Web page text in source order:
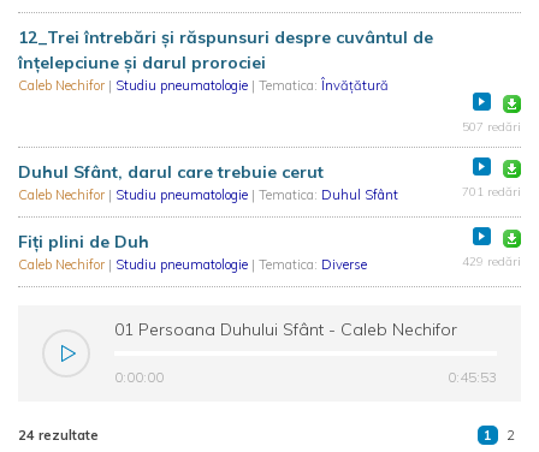
12_Trei întrebări și răspunsuri despre cuvântul de
înțelepciune și darul prorociei
Caleb Nechifor | Studiu pneumatologie | Tematica: Învățătură
507 redări
Duhul Sfânt, darul care trebuie cerut
Caleb Nechifor | Studiu pneumatologie | Tematica: Duhul Sfânt 701 redări
Fiți plini de Duh
Caleb Nechifor | Studiu pneumatologie | Tematica: Diverse 429 redări
01 Persoana Duhului Sfânt - Caleb Nechifor
0:00:00 0:45:53
24 rezultate 1 2